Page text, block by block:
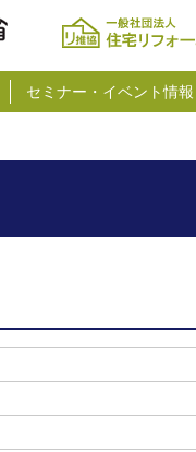
セミナー・イベント情報